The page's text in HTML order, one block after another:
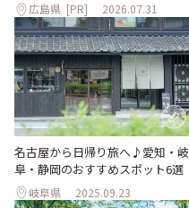
広島県 [PR] 2026.07.31
名古屋から日帰り旅へ♪愛知・岐
阜・静岡のおすすめスポット6選
岐阜県 2025.09.23